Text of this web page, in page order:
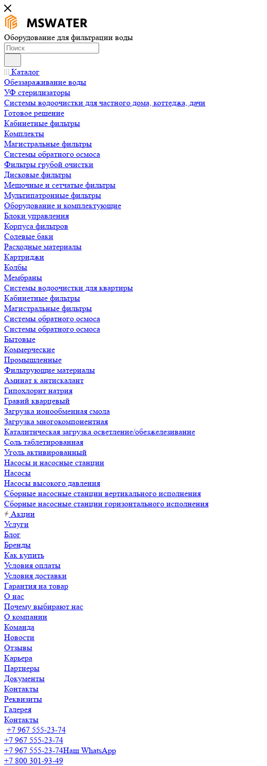
Оборудование для фильтрации воды
Каталог
Обеззараживание воды
УФ стерилизаторы
Системы водоочистки для частного дома, коттеджа, дачи
Готовое решение
Кабинетные фильтры
Комплекты
Магистральные фильтры
Системы обратного осмоса
Фильтры грубой очистки
Дисковые фильтры
Мешочные и сетчатые фильтры
Мультипатронные фильтры
Оборудование и комплектующие
Блоки управления
Корпуса фильтров
Солевые баки
Расходные материалы
Картриджи
Колбы
Мембраны
Системы водоочистки для квартиры
Кабинетные фильтры
Магистральные фильтры
Системы обратного осмоса
Системы обратного осмоса
Бытовые
Коммерческие
Промышленные
Фильтрующие материалы
Аминат к антискалант
Гипохлорит натрия
Гравий кварцевый
Загрузка ионообменная смола
Загрузка многокомпонентная
Каталитическая загрузка осветление/обезжелезивание
Соль таблетированная
Уголь активированный
Насосы и насосные станции
Насосы
Насосы высокого давления
Сборные насосные станции вертикального исполнения
Сборные насосные станции горизонтального исполнения
Акции
Услуги
Блог
Бренды
Как купить
Условия оплаты
Условия доставки
Гарантия на товар
О нас
Почему выбирают нас
О компании
Команда
Новости
Отзывы
Карьера
Партнеры
Документы
Контакты
Реквизиты
Галерея
Контакты
+7 967 555-23-74
+7 967 555-23-74
+7 967 555-23-74Наш WhatsApp
+7 800 301-93-49